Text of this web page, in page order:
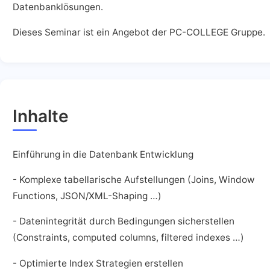
Datenbanklösungen.
Dieses Seminar ist ein Angebot der PC-COLLEGE Gruppe.
Inhalte
Einführung in die Datenbank Entwicklung
- Komplexe tabellarische Aufstellungen (Joins, Window
Functions, JSON/XML-Shaping …)
- Datenintegrität durch Bedingungen sicherstellen
(Constraints, computed columns, filtered indexes …)
- Optimierte Index Strategien erstellen